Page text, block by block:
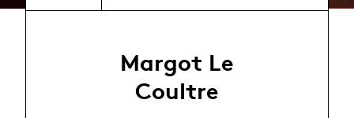
Margot Le
Coultre